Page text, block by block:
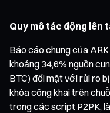
Quy mô tác động lên
Báo cáo chung của
khoảng 34,6% nguồn
BTC) đối mặt với rủi ro
khóa công khai trên
trong các script P2PK,